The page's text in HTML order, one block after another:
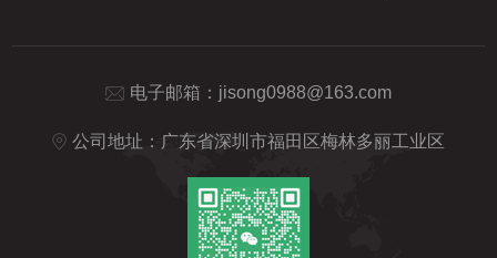
电子邮箱： jisong0988@163.com
公司地址：广东省深圳市福田区梅林多丽工业区